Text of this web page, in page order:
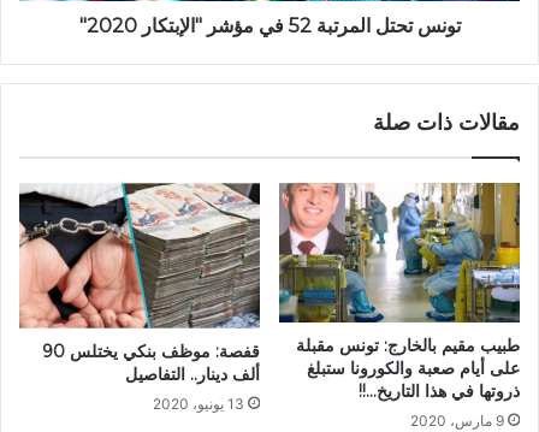
تونس تحتل المرتبة 52 في مؤشر "الإبتكار 2020"
مقالات ذات صلة
طبيب مقيم بالخارج: تونس مقبلة
على أيام صعبة والكورونا ستبلغ
ذروتها في هذا التاريخ…!!
9 مارس، 2020
قفصة: موظف بنكي يختلس 90
ألف دينار.. التفاصيل
13 يونيو، 2020